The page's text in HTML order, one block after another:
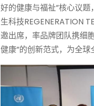
好的健康与福祉”核心议
生科技REGENERATION
邀出席，率品牌团队携细
健康”的创新范式，为全球